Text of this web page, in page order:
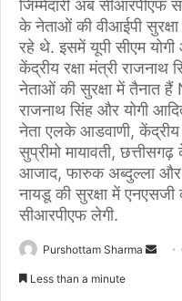
जिम्मेदारी अब सीआरपीएफ
के नेताओं की वीआईपी
रहे थे. इसमें यूपी सीएम योगी
केंद्रीय रक्षा मंत्री
नेताओं की सुरक्षा में तैनात हैं
राजनाथ सिंह और योगी
नेता एलके आडवाणी, केंद्रीय
सुप्रीमो मायावती,
आजाद, फारुक अब्दुल्ला
नायडू की सुरक्षा में
सीआरपीएफ लेगी.
Purshottam Sharma
Less than a minute